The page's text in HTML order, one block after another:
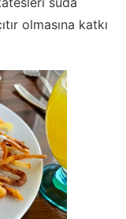
olmasına katkı